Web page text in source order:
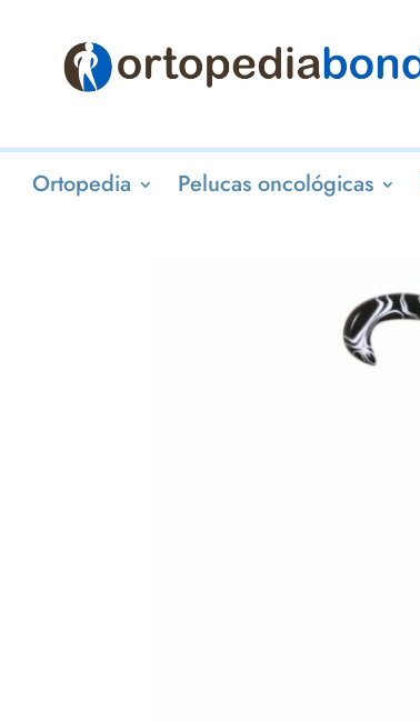
Ortopedia Pelucas oncológicas